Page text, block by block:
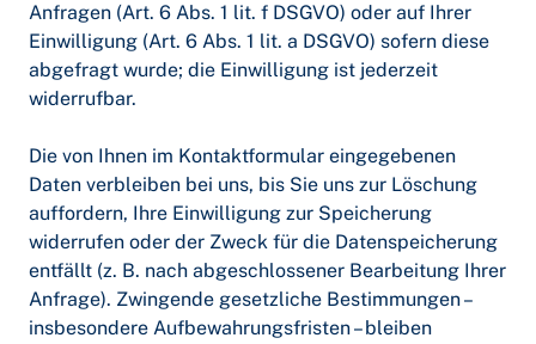
Anfragen (Art. 6 Abs. 1 lit. f DSGVO) oder auf Ihrer
Einwilligung (Art. 6 Abs. 1 lit. a DSGVO) sofern diese
abgefragt wurde; die Einwilligung ist jederzeit
widerrufbar.
Die von Ihnen im Kontaktformular eingegebenen
Daten verbleiben bei uns, bis Sie uns zur Löschung
auffordern, Ihre Einwilligung zur Speicherung
widerrufen oder der Zweck für die Datenspeicherung
entfällt (z. B. nach abgeschlossener Bearbeitung Ihrer
Anfrage). Zwingende gesetzliche Bestimmungen –
insbesondere Aufbewahrungsfristen – bleiben